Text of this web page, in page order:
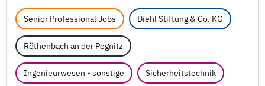
Senior Professional Jobs Diehl Stiftung & Co. KG
Röthenbach an der Pegnitz
Ingenieurwesen - sonstige Sicherheitstechnik